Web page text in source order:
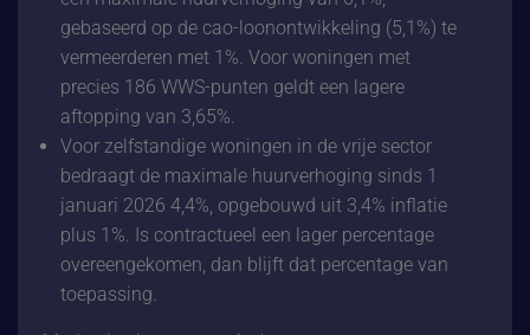
gebaseerd op de cao-loonontwikkeling (5,1%) te
vermeerderen met 1%. Voor woningen met
precies 186 WWS-punten geldt een lagere
aftopping van 3,65%.
Voor zelfstandige woningen in de vrije sector
bedraagt de maximale huurverhoging sinds 1
januari 2026 4,4%, opgebouwd uit 3,4% inflatie
plus 1%. Is contractueel een lager percentage
overeengekomen, dan blijft dat percentage van
toepassing.